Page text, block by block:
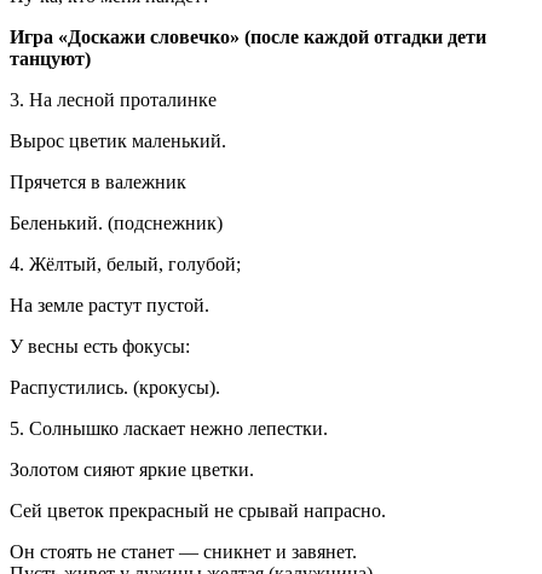
Игра «Доскажи словечко» (после каждой отгадки дети
танцуют)
3. На лесной проталинке
Вырос цветик маленький.
Прячется в валежник
Беленький. (подснежник)
4. Жёлтый, белый, голубой;
На земле растут пустой.
У весны есть фокусы:
Распустились. (крокусы).
5. Солнышко ласкает нежно лепестки.
Золотом сияют яркие цветки.
Сей цветок прекрасный не срывай напрасно.
Он стоять не станет — сникнет и завянет.